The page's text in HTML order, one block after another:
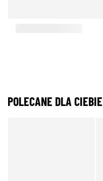
POLECANE DLA CIEBIE